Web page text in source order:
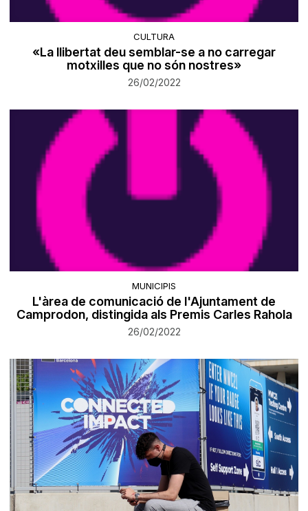
CULTURA
«La llibertat deu semblar-se a no carregar
motxilles que no són nostres»
26/02/2022
MUNICIPIS
L'àrea de comunicació de l'Ajuntament de
Camprodon, distingida als Premis Carles Rahola
26/02/2022